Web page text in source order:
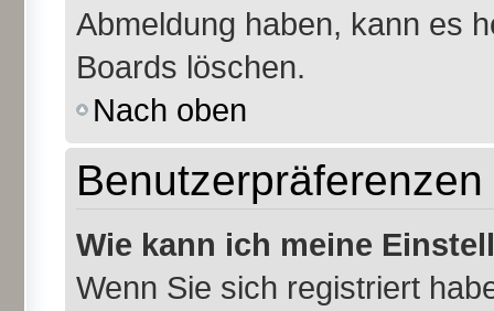
Abmeldung haben, kann es
Boards löschen.
Nach oben
Wie kann ich meine
Wenn Sie sich registriert